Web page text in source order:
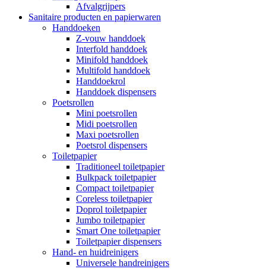
Afvalgrijpers
Sanitaire producten en papierwaren
Handdoeken
Z-vouw handdoek
Interfold handdoek
Minifold handdoek
Multifold handdoek
Handdoekrol
Handdoek dispensers
Poetsrollen
Mini poetsrollen
Midi poetsrollen
Maxi poetsrollen
Poetsrol dispensers
Toiletpapier
Traditioneel toiletpapier
Bulkpack toiletpapier
Compact toiletpapier
Coreless toiletpapier
Doprol toiletpapier
Jumbo toiletpapier
Smart One toiletpapier
Toiletpapier dispensers
Hand- en huidreinigers
Universele handreinigers